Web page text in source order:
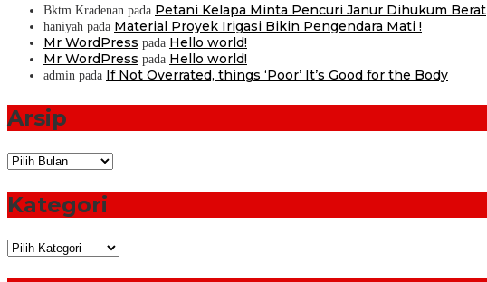
Bktm Kradenan pada Petani Kelapa Minta Pencuri Janur Dihukum Berat
haniyah pada Material Proyek Irigasi Bikin Pengendara Mati !
Mr WordPress pada Hello world!
Mr WordPress pada Hello world!
admin pada If Not Overrated, things ‘Poor’ It’s Good for the Body
Arsip
Arsip
Kategori
Kategori